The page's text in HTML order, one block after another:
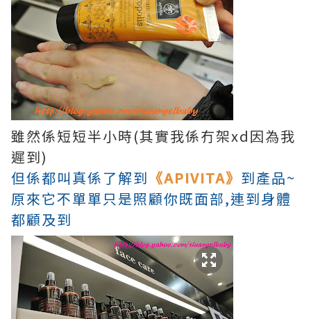
雖然係短短半小時(其實我係冇架xd因為我
遲到)
但係都叫真係了解到 《APIVITA》 到產品~
原來它不單單只是照顧你既面部,連到身體
都顧及到